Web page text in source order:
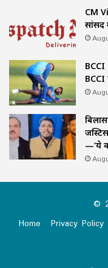
CM
सांसद
BCCI
—‘ये
©
Home
Privacy Policy